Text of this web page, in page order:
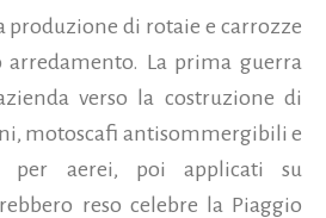
produzione di rotaie e carrozze
La prima guerra
verso la costruzione di
motoscafi antisommergibili e
per aerei, poi applicati su
reso celebre la Piaggio